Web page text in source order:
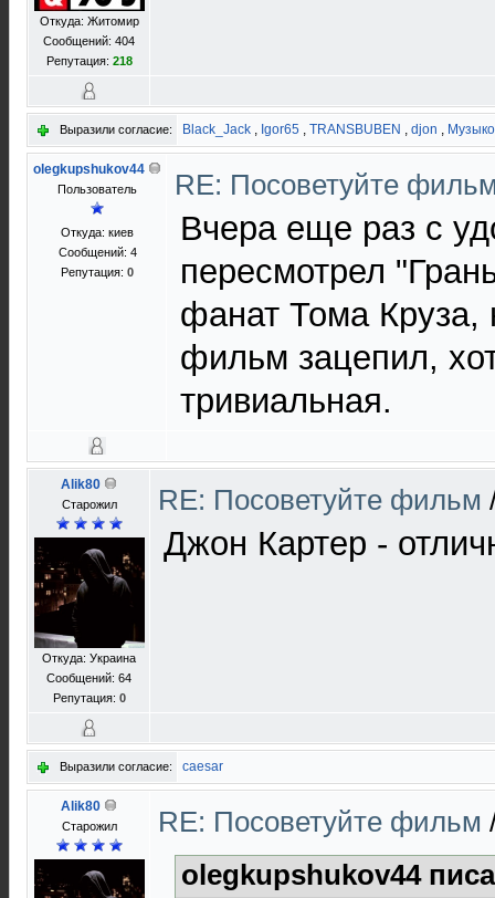
Откуда: Житомир
Сообщений: 404
Репутация: 218
Выразили согласие: Black_Jack , Igor65 , TRANSBUBEN , djon ,
olegkupshukov44
Пользователь
Откуда: киев
Сообщений: 4
Репутация: 0
RE: Посоветуйте
Вчера еще раз с
пересмотрел
фанат Тома Круза,
фильм зацепил,
тривиальная.
Alik80
Старожил
Откуда: Украина
Сообщений: 64
Репутация: 0
RE: Посоветуйте фильм
Джон Картер -
Выразили согласие: caesar
Alik80
Старожил RE: Посоветуйте фильм
olegkupshukov44